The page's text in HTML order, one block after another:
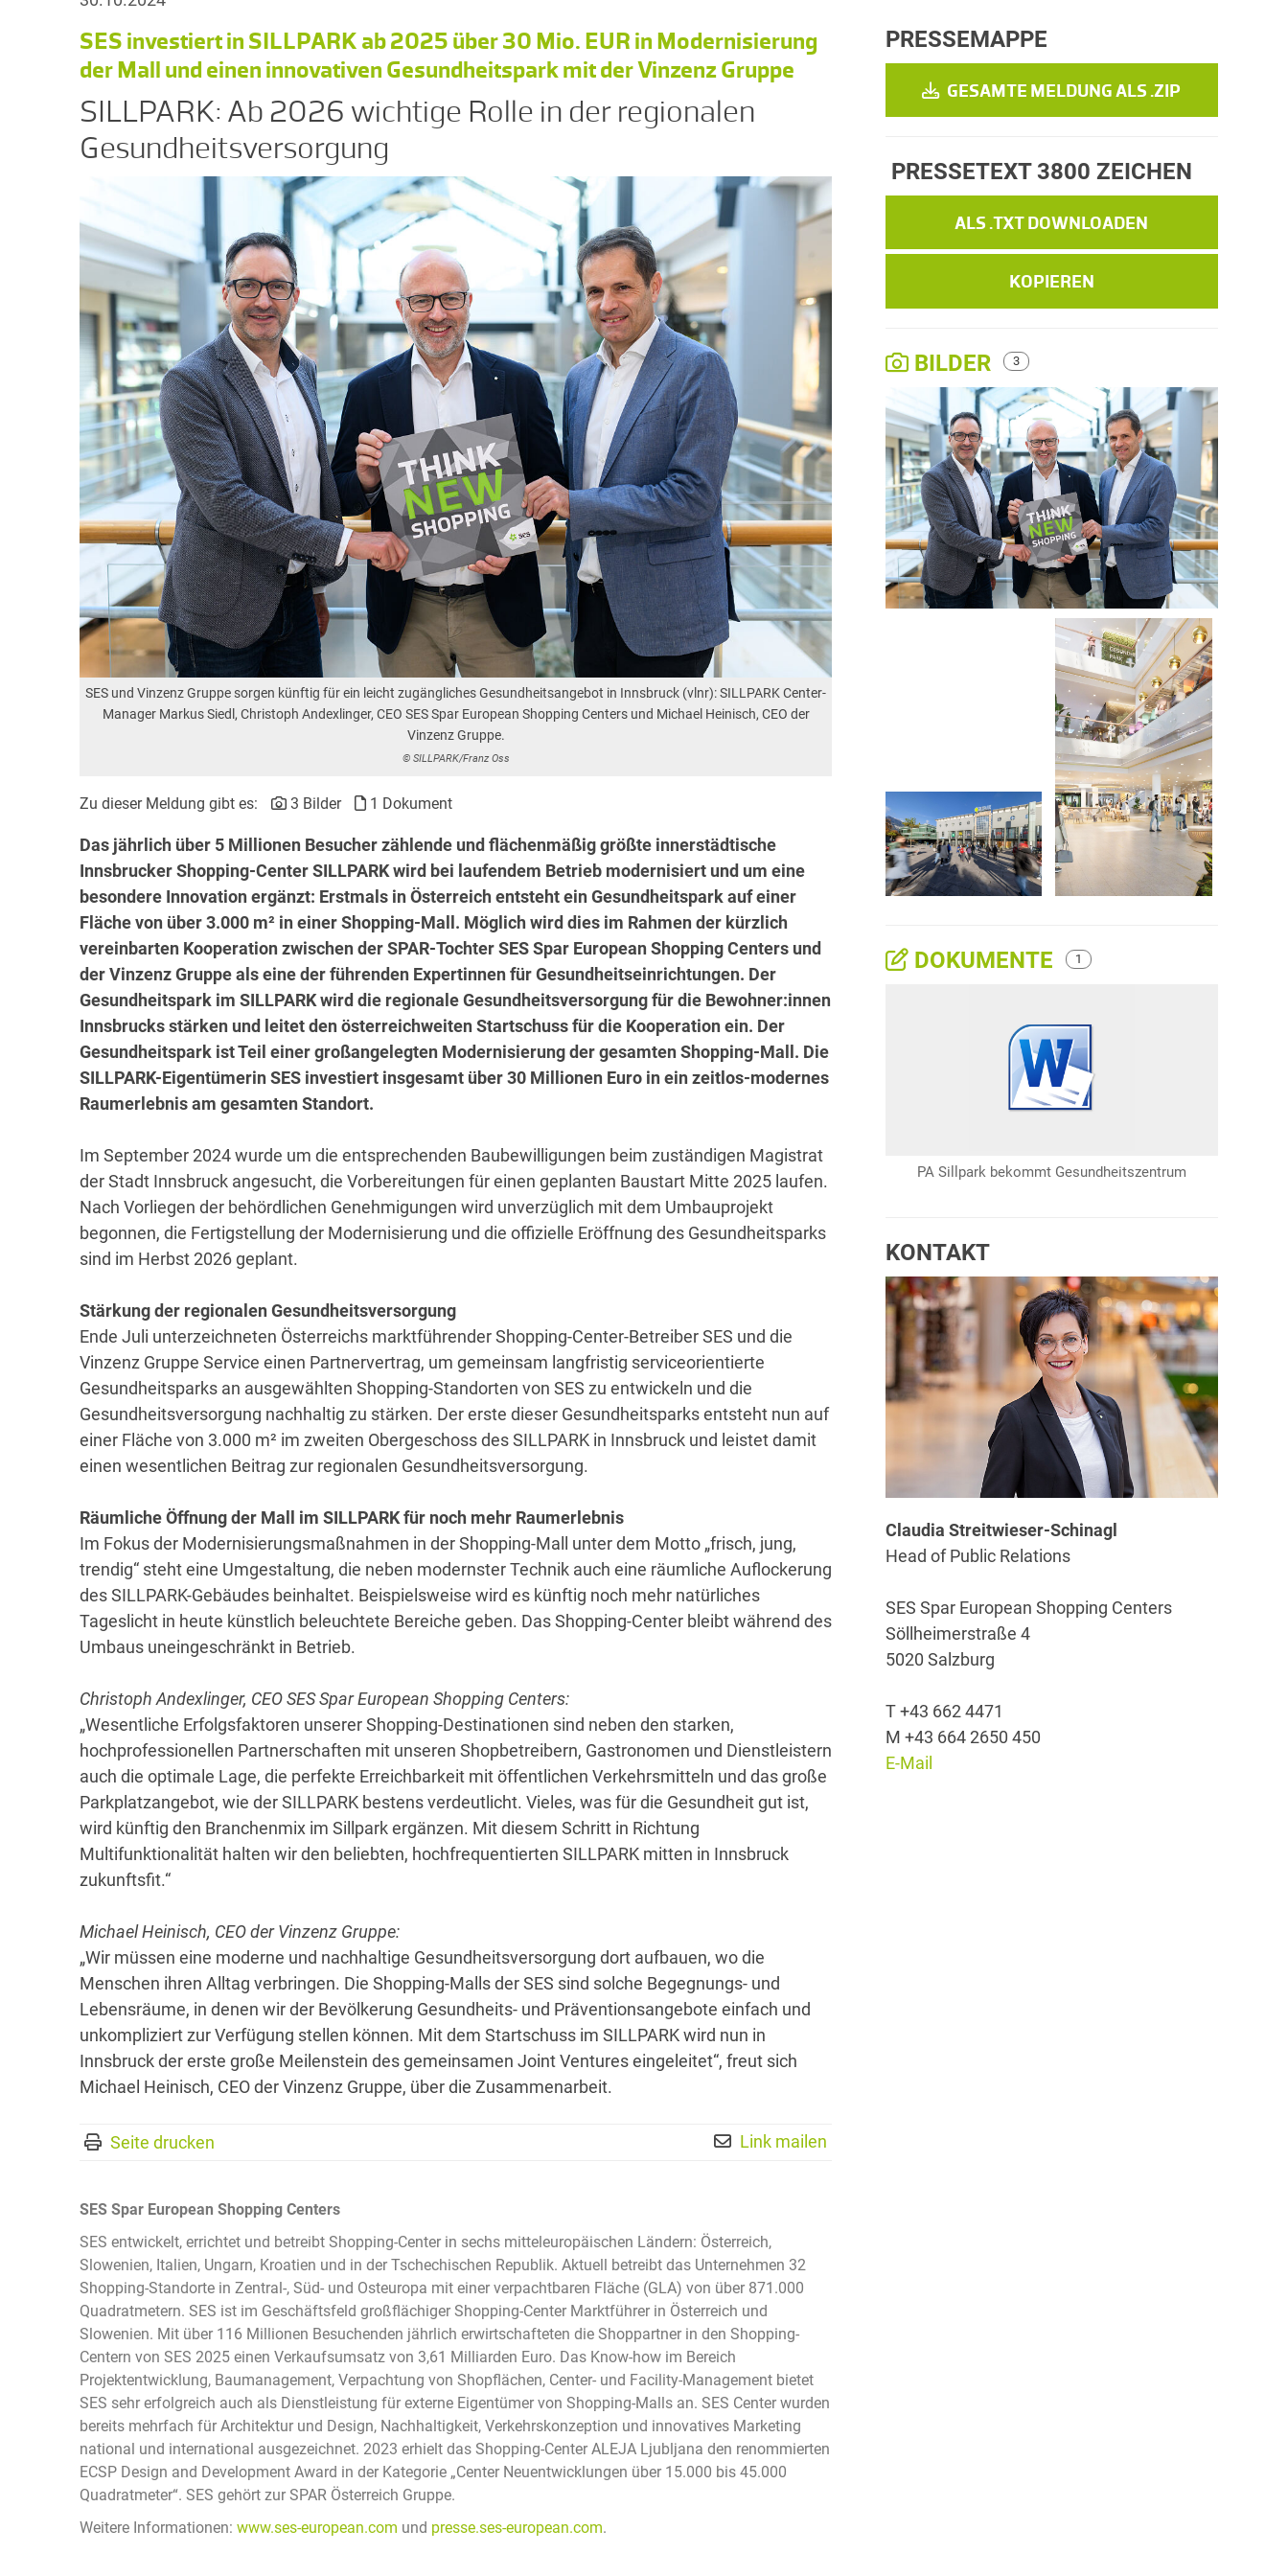
SES investiert in SILLPARK ab 2025 über 30 Mio. EUR in Modernisierung
der Mall und einen innovativen Gesundheitspark mit der Vinzenz Gruppe
SILLPARK: Ab 2026 wichtige Rolle in der regionalen
Gesundheitsversorgung
SES und Vinzenz Gruppe sorgen künftig für ein leicht zugängliches Gesundheitsangebot in Innsbruck (vlnr): SILLPARK Center-
Manager Markus Siedl, Christoph Andexlinger, CEO SES Spar European Shopping Centers und Michael Heinisch, CEO der
Vinzenz Gruppe.
© SILLPARK/Franz Oss
Zu dieser Meldung gibt es: 3 Bilder 1 Dokument
Das jährlich über 5 Millionen Besucher zählende und flächenmäßig größte innerstädtische
Innsbrucker Shopping-Center SILLPARK wird bei laufendem Betrieb modernisiert und um eine
besondere Innovation ergänzt: Erstmals in Österreich entsteht ein Gesundheitspark auf einer
Fläche von über 3.000 m² in einer Shopping-Mall. Möglich wird dies im Rahmen der kürzlich
vereinbarten Kooperation zwischen der SPAR-Tochter SES Spar European Shopping Centers und
der Vinzenz Gruppe als eine der führenden Expertinnen für Gesundheitseinrichtungen. Der
Gesundheitspark im SILLPARK wird die regionale Gesundheitsversorgung für die Bewohner:innen
Innsbrucks stärken und leitet den österreichweiten Startschuss für die Kooperation ein. Der
Gesundheitspark ist Teil einer großangelegten Modernisierung der gesamten Shopping-Mall. Die
SILLPARK-Eigentümerin SES investiert insgesamt über 30 Millionen Euro in ein zeitlos-modernes
Raumerlebnis am gesamten Standort.
Im September 2024 wurde um die entsprechenden Baubewilligungen beim zuständigen Magistrat
der Stadt Innsbruck angesucht, die Vorbereitungen für einen geplanten Baustart Mitte 2025 laufen.
Nach Vorliegen der behördlichen Genehmigungen wird unverzüglich mit dem Umbauprojekt
begonnen, die Fertigstellung der Modernisierung und die offizielle Eröffnung des Gesundheitsparks
sind im Herbst 2026 geplant.
Stärkung der regionalen Gesundheitsversorgung
Ende Juli unterzeichneten Österreichs marktführender Shopping-Center-Betreiber SES und die
Vinzenz Gruppe Service einen Partnervertrag, um gemeinsam langfristig serviceorientierte
Gesundheitsparks an ausgewählten Shopping-Standorten von SES zu entwickeln und die
Gesundheitsversorgung nachhaltig zu stärken. Der erste dieser Gesundheitsparks entsteht nun auf
einer Fläche von 3.000 m² im zweiten Obergeschoss des SILLPARK in Innsbruck und leistet damit
einen wesentlichen Beitrag zur regionalen Gesundheitsversorgung.
Räumliche Öffnung der Mall im SILLPARK für noch mehr Raumerlebnis
Im Fokus der Modernisierungsmaßnahmen in der Shopping-Mall unter dem Motto „frisch, jung,
trendig“ steht eine Umgestaltung, die neben modernster Technik auch eine räumliche Auflockerung
des SILLPARK-Gebäudes beinhaltet. Beispielsweise wird es künftig noch mehr natürliches
Tageslicht in heute künstlich beleuchtete Bereiche geben. Das Shopping-Center bleibt während des
Umbaus uneingeschränkt in Betrieb.
Christoph Andexlinger, CEO SES Spar European Shopping Centers:
„Wesentliche Erfolgsfaktoren unserer Shopping-Destinationen sind neben den starken,
hochprofessionellen Partnerschaften mit unseren Shopbetreibern, Gastronomen und Dienstleistern
auch die optimale Lage, die perfekte Erreichbarkeit mit öffentlichen Verkehrsmitteln und das große
Parkplatzangebot, wie der SILLPARK bestens verdeutlicht. Vieles, was für die Gesundheit gut ist,
wird künftig den Branchenmix im Sillpark ergänzen. Mit diesem Schritt in Richtung
Multifunktionalität halten wir den beliebten, hochfrequentierten SILLPARK mitten in Innsbruck
zukunftsfit.“
Michael Heinisch, CEO der Vinzenz Gruppe:
„Wir müssen eine moderne und nachhaltige Gesundheitsversorgung dort aufbauen, wo die
Menschen ihren Alltag verbringen. Die Shopping-Malls der SES sind solche Begegnungs- und
Lebensräume, in denen wir der Bevölkerung Gesundheits- und Präventionsangebote einfach und
unkompliziert zur Verfügung stellen können. Mit dem Startschuss im SILLPARK wird nun in
Innsbruck der erste große Meilenstein des gemeinsamen Joint Ventures eingeleitet“, freut sich
Michael Heinisch, CEO der Vinzenz Gruppe, über die Zusammenarbeit.
Seite drucken Link mailen
SES Spar European Shopping Centers
SES entwickelt, errichtet und betreibt Shopping-Center in sechs mitteleuropäischen Ländern: Österreich,
Slowenien, Italien, Ungarn, Kroatien und in der Tschechischen Republik. Aktuell betreibt das Unternehmen 32
Shopping-Standorte in Zentral-, Süd- und Osteuropa mit einer verpachtbaren Fläche (GLA) von über 871.000
Quadratmetern. SES ist im Geschäftsfeld großflächiger Shopping-Center Marktführer in Österreich und
Slowenien. Mit über 116 Millionen Besuchenden jährlich erwirtschafteten die Shoppartner in den Shopping-
Centern von SES 2025 einen Verkaufsumsatz von 3,61 Milliarden Euro. Das Know-how im Bereich
Projektentwicklung, Baumanagement, Verpachtung von Shopflächen, Center- und Facility-Management bietet
SES sehr erfolgreich auch als Dienstleistung für externe Eigentümer von Shopping-Malls an. SES Center wurden
bereits mehrfach für Architektur und Design, Nachhaltigkeit, Verkehrskonzeption und innovatives Marketing
national und international ausgezeichnet. 2023 erhielt das Shopping-Center ALEJA Ljubljana den renommierten
ECSP Design and Development Award in der Kategorie „Center Neuentwicklungen über 15.000 bis 45.000
Quadratmeter“. SES gehört zur SPAR Österreich Gruppe.
Weitere Informationen: www.ses-european.com und presse.ses-european.com.
PRESSEMAPPE
GESAMTE MELDUNG ALS .ZIP
PRESSETEXT3800 ZEICHEN
ALS .TXT DOWNLOADEN
KOPIEREN
BILDER 3
DOKUMENTE 1
PA Sillpark bekommt Gesundheitszentrum
KONTAKT
Claudia Streitwieser-Schinagl
Head of Public Relations
SES Spar European Shopping Centers
Söllheimerstraße 4
5020 Salzburg
T +43 662 4471
M +43 664 2650 450
E-Mail